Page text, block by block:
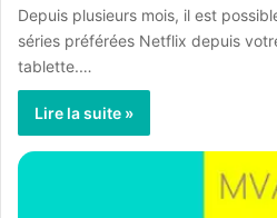
Depuis plusieurs mois, il est
séries préférées Netflix depuis
tablette.…
Lire la suite »